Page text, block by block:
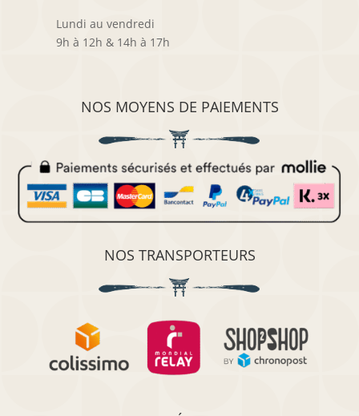
Lundi au vendredi
9h à 12h & 14h à 17h
NOS MOYENS DE PAIEMENTS
NOS TRANSPORTEURS